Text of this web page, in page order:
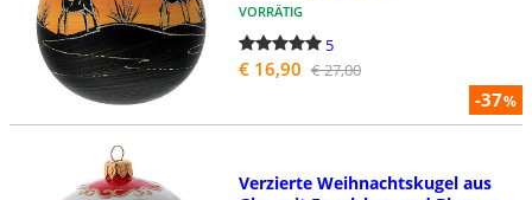
-37%
VORRÄTIG
5
€ 16,90 € 27,00
Verzierte Weihnachtskugel aus